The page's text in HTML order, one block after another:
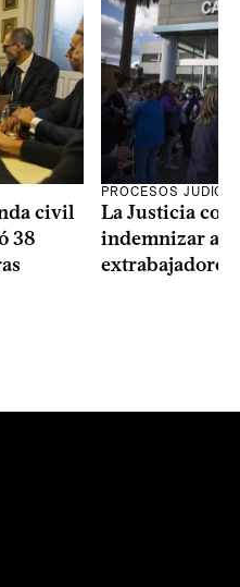
civil
38
PROCESOS
La Justicia
indemnizar a
extrabajadores